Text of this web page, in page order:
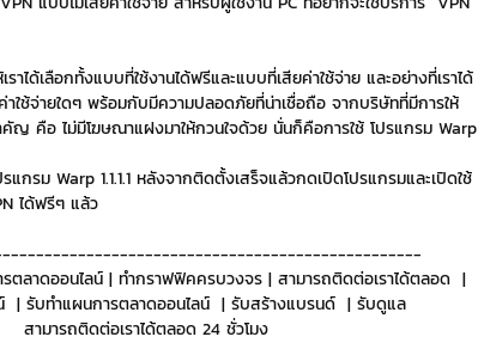
NFT Collection
การ Event Sticker
าได้เลือกทั้งแบบที่ใช้งานได้ฟรีและแบบที่เสียค่าใช้จ่าย และอย่างที่เราได้
ค่าใช้จ่ายใดๆ พร้อมกับมีความปลอดภัยที่น่าเชื่อถือ จากบริษัทที่มีการให้
ญ คือ ไม่มีโฆษณาแฝงมาให้กวนใจด้วย นั่นก็คือการใช้ โปรแกรม Warp
แกรม Warp 1.1.1.1 หลังจากติดตั้งเสร็จแล้วกดเปิดโปรแกรมและเปิดใช้
ได้ฟรีๆ แล้ว
ตลาดออนไลน์ | ทำกราฟฟิคครบวงจร | สามารถติดต่อเราได้ตลอด  |
| รับทำแผนการตลาดออนไลน์  | รับสร้างแบรนด์  | รับดูแล
สามารถติดต่อเราได้ตลอด 24 ชั่วโมง